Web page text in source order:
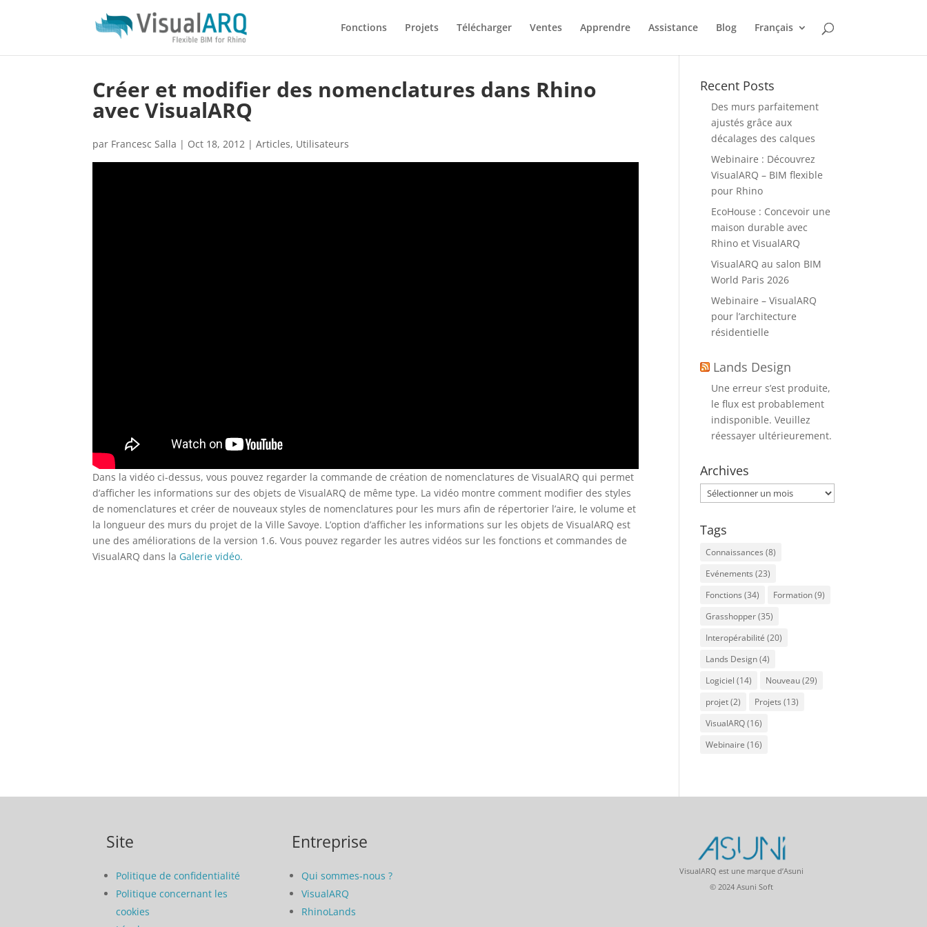
Fonctions Projets Télécharger Ventes Apprendre Assistance Blog Français
Créer et modifier des nomenclatures dans Rhino
avec VisualARQ
par Francesc Salla | Oct 18, 2012 |Articles, Utilisateurs
Dans la vidéo ci-dessus, vous pouvez regarder la commande de création de nomenclatures de VisualARQ qui permet
d’afficher les informations sur des objets de VisualARQ de même type. La vidéo montre comment modifier des styles
de nomenclatures et créer de nouveaux styles de nomenclatures pour les murs afin de répertorier l’aire, le volume et
la longueur des murs du projet de la Ville Savoye. L’option d’afficher les informations sur les objets de VisualARQ est
une des améliorations de la version 1.6. Vous pouvez regarder les autres vidéos sur les fonctions et commandes de
VisualARQ dans la Galerie vidéo.
Recent Posts
Des murs parfaitement
ajustés grâce aux
décalages des calques
Webinaire : Découvrez
VisualARQ – BIM flexible
pour Rhino
EcoHouse : Concevoir une
maison durable avec
Rhino et VisualARQ
VisualARQ au salon BIM
World Paris 2026
Webinaire – VisualARQ
pour l’architecture
résidentielle
Lands Design
Une erreur s’est produite,
le flux est probablement
indisponible. Veuillez
réessayer ultérieurement.
Archives
Archives
Tags
Connaissances (8)
Evénements (23)
Fonctions (34) Formation(9)
Grasshopper(35)
Interopérabilité (20)
Lands Design(4)
Logiciel (14) Nouveau(29)
projet(2) Projets (13)
VisualARQ(16)
Webinaire (16)
Site
Politique de confidentialité
Politique concernant les
cookies
Entreprise
Qui sommes-nous ?
VisualARQ
RhinoLands
VisualARQ est une marque d’Asuni
© 2024 Asuni Soft